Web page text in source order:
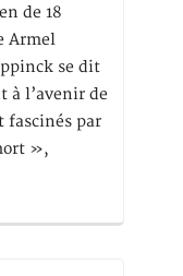
de 18
Armel
se dit
à l’avenir de
fascinés par
»,